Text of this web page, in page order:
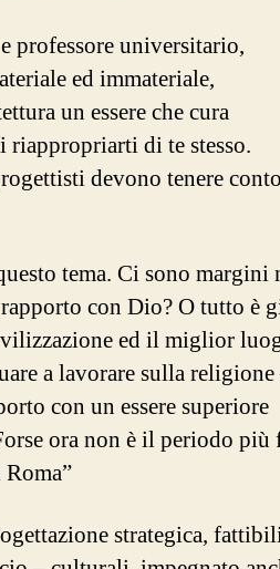
professore universitario,
ed immateriale,
un essere che cura
riappropriarti di te stesso.
devono tenere
tema. Ci sono margini
con Dio? O tutto è
ed il miglior
a lavorare sulla religione
con un essere superiore
ora non è il periodo più
strategica,